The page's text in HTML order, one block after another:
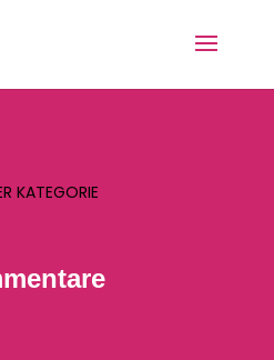
KATEGORIE